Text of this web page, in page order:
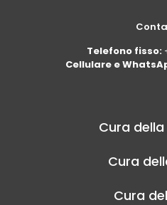
Telefono fisso:
Cellulare e
Cura
Cura
Cura